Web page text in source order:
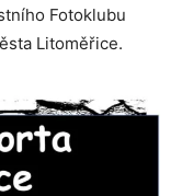
Fotoklubu
Litoměřice.